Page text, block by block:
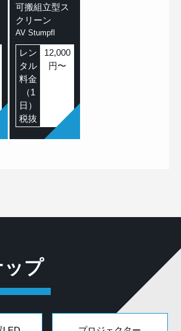
可搬組立型ス
クリーン
AV Stumpfl
レン
タル
料金
（1
日）
税抜
12,000
円〜
ップ